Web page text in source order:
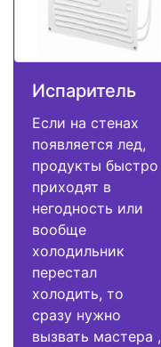
Испаритель
Если на стенах
появляется лед,
продукты быстро
приходят в
негодность или
вообще
холодильник
перестал
холодить, то
сразу нужно
вызвать мастера ,